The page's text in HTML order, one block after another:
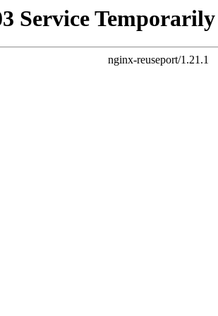
Service
nginx-reuseport/1.21.1